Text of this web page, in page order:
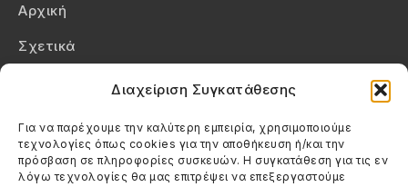
Διαχείριση Συγκατάθεσης
Για να παρέχουμε την καλύτερη εμπειρία, χρησιμοποιούμε
τεχνολογίες όπως cookies για την αποθήκευση ή/και την
πρόσβαση σε πληροφορίες συσκευών. Η συγκατάθεση για τις εν
λόγω τεχνολογίες θα μας επιτρέψει να επεξεργαστούμε
Αρχική
Σχετικά
Πολιτική Cookies (ΕΕ)